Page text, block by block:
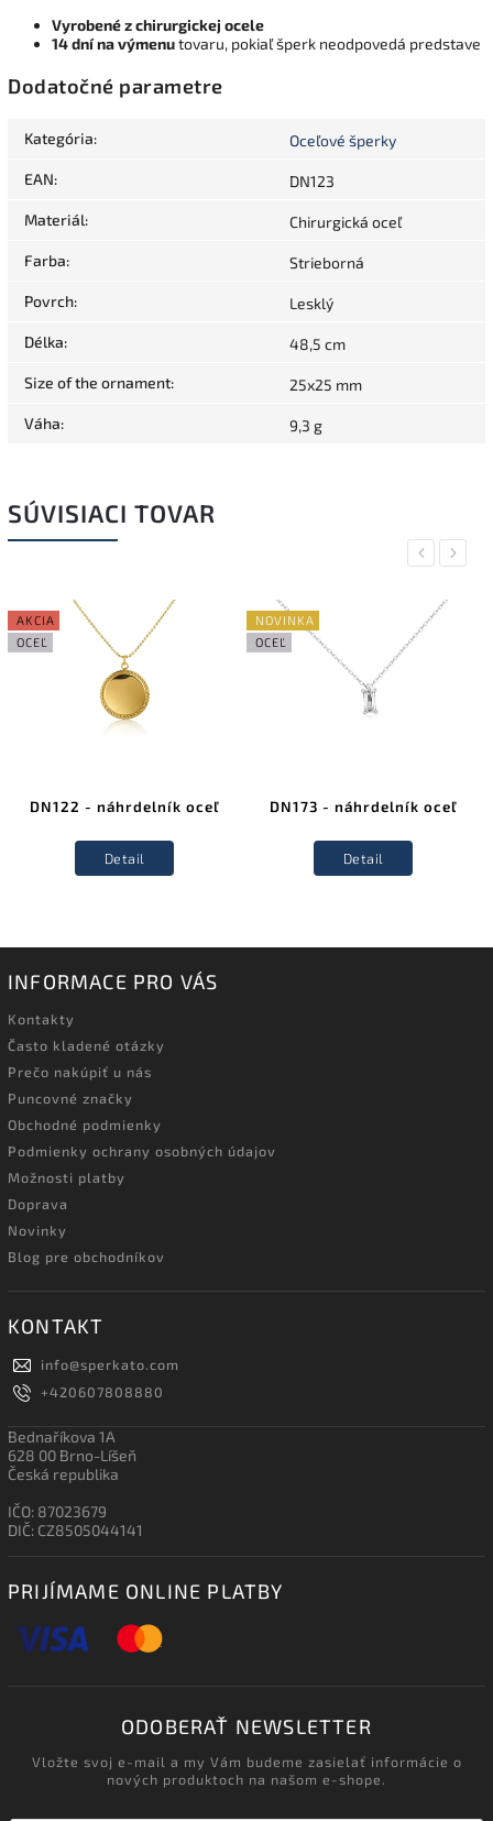
Vyrobené z chirurgickej ocele
14 dní na výmenutovaru, pokiaľ šperk neodpovedá predstave
Dodatočné parametre
Kategória: Oceľové šperky
EAN: DN123
Materiál: Chirurgická oceľ
Farba: Strieborná
Povrch: Lesklý
Délka: 48,5 cm
Size of the ornament: 25x25 mm
Váha: 9,3 g
SÚVISIACI TOVAR
Previous
AKCIA
OCEĽ
DN122 - náhrdelník oceľ
Detail
NOVINKA
OCEĽ
DN173 - náhrdelník oceľ
Detail
Next
INFORMACE PRO VÁS
Kontakty
Často kladené otázky
Prečo nakúpiť u nás
Puncovné značky
Obchodné podmienky
Podmienky ochrany osobných údajov
Možnosti platby
Doprava
Novinky
Blog pre obchodníkov
KONTAKT
info@sperkato.com
+420607808880
Bednaříkova 1A
628 00 Brno-Líšeň
Česká republika
IČO: 87023679
DIČ: CZ8505044141
PRIJÍMAME ONLINE PLATBY
ODOBERAŤ NEWSLETTER
Vložte svoj e-mail a my Vám budeme zasielať informácie o
nových produktoch na našom e-shope.